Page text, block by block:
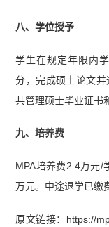
八、学位授予
学生在规定年限内
分，完成硕士论文
共管理硕士毕业证书
九、培养费
MPA培养费2.4万元/
万元。中途退学已缴
原文链接：https://